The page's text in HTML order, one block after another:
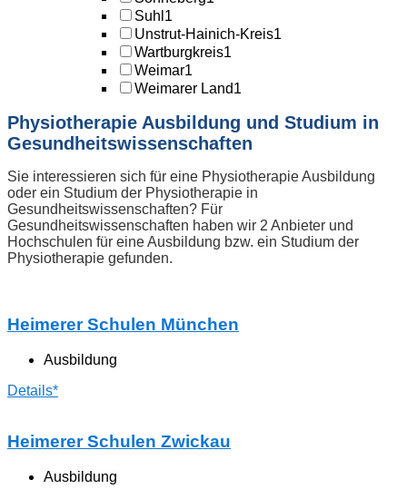
Suhl 1
Unstrut-Hainich-Kreis1
Wartburgkreis1
Weimar1
Weimarer Land1
Physiotherapie Ausbildung und Studium in
Gesundheitswissenschaften
Sie interessieren sich für eine Physiotherapie Ausbildung
oder ein Studium der Physiotherapie in
Gesundheitswissenschaften? Für
Gesundheitswissenschaften haben wir 2 Anbieter und
Hochschulen für eine Ausbildung bzw. ein Studium der
Physiotherapie gefunden.
Heimerer Schulen München
Ausbildung
Details*
Heimerer Schulen Zwickau
Ausbildung